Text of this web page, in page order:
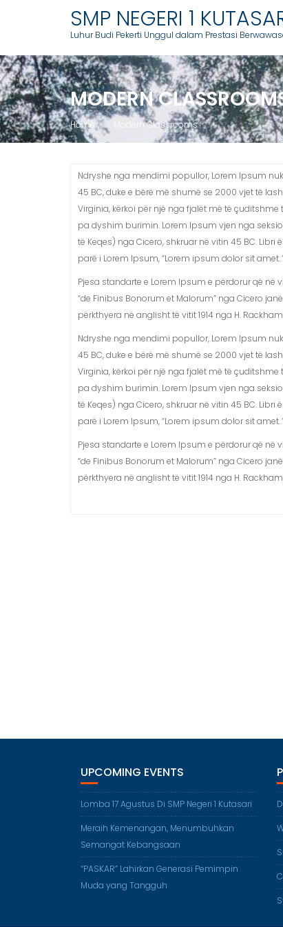
SMP NEGERI 1
Luhur Budi Pekerti Unggul dalam Prestasi
MODERN
Home Modern Classrooms
Ndryshe nga mendimi popullor, Lorem Ipsum
45 BC, duke e bërë më shumë se 2000 vjet të
Virginia, kërkoi për një nga fjalët më të
pa dyshim burimin. Lorem Ipsum vjen nga
të Keqes) nga Cicero, shkruar në vitin 45 BC.
parë i Lorem Ipsum, “Lorem ipsum dolor sit
Pjesa standarte e Lorem Ipsum e përdorur që në
“de Finibus Bonorum et Malorum” nga Cicero
përkthyera në anglisht të vitit 1914 nga H.
Ndryshe nga mendimi popullor, Lorem Ipsum
45 BC, duke e bërë më shumë se 2000 vjet të
Virginia, kërkoi për një nga fjalët më të
pa dyshim burimin. Lorem Ipsum vjen nga
të Keqes) nga Cicero, shkruar në vitin 45 BC.
parë i Lorem Ipsum, “Lorem ipsum dolor sit
Pjesa standarte e Lorem Ipsum e përdorur që në
“de Finibus Bonorum et Malorum” nga Cicero
përkthyera në anglisht të vitit 1914 nga H.
UPCOMING EVENTS
Lomba 17 Agustus Di SMP Negeri 1 Kutasari
Meraih Kemenangan, Menumbuhkan
Semangat Kebangsaan
“PASKAR” Lahirkan Generasi Pemimpin
Muda yang Tangguh